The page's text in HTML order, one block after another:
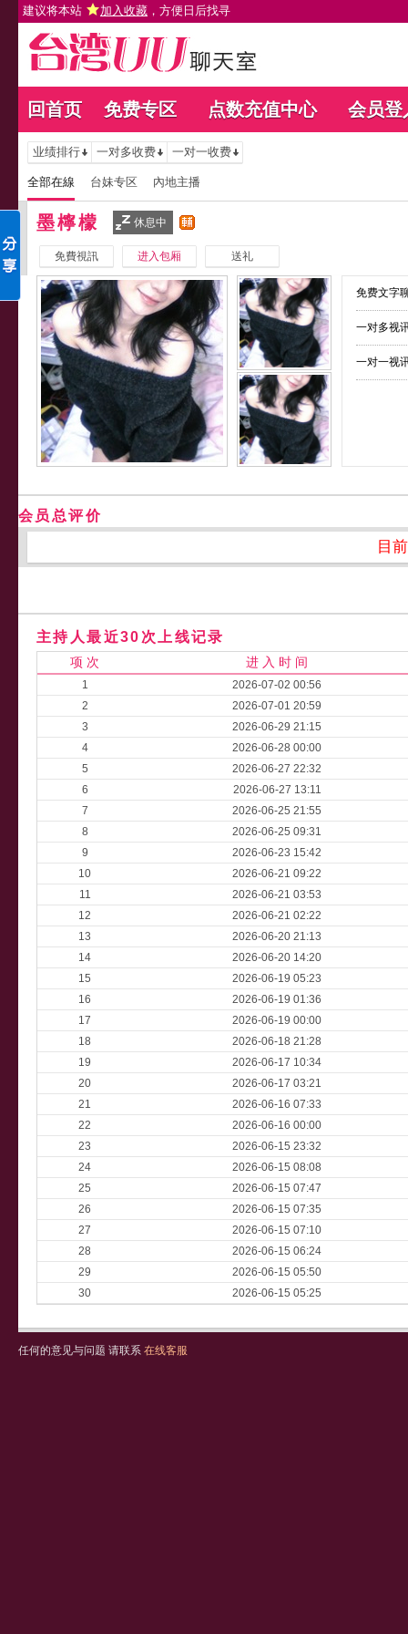
建议将本站 加入收藏 ，方便日后找寻
回首页 免费专区 点数充值中心 会员登
业绩排行 一对多收费 一对一收费
全部在線 台妹专区 內地主播
墨檸檬 休息中
免費視訊 进入包厢 送礼
免费文字
一对多视
一对一视
会员总评价
目
主持人最近30次上线记录
项 次 进 入 时 间
1
2026-07-02 00:56
2
2026-07-01 20:59
3
2026-06-29 21:15
4
2026-06-28 00:00
5
2026-06-27 22:32
6
2026-06-27 13:11
7
2026-06-25 21:55
8
2026-06-25 09:31
9
2026-06-23 15:42
10
2026-06-21 09:22
11
2026-06-21 03:53
12
2026-06-21 02:22
13
2026-06-20 21:13
14
2026-06-20 14:20
15
2026-06-19 05:23
16
2026-06-19 01:36
17
2026-06-19 00:00
18
2026-06-18 21:28
19
2026-06-17 10:34
20
2026-06-17 03:21
21
2026-06-16 07:33
22
2026-06-16 00:00
23
2026-06-15 23:32
24
2026-06-15 08:08
25
2026-06-15 07:47
26
2026-06-15 07:35
27
2026-06-15 07:10
28
2026-06-15 06:24
29
2026-06-15 05:50
30
2026-06-15 05:25
任何的意见与问题 请联系 在线客服